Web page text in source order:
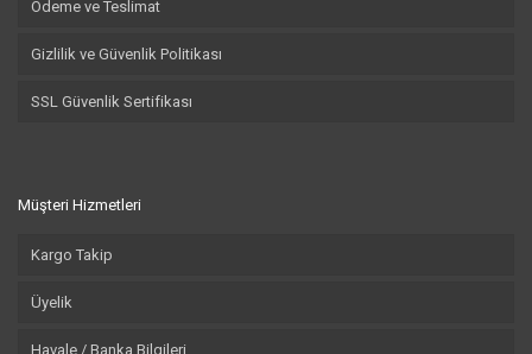
Ödeme ve Teslimat
Gizlilik ve Güvenlik Politikası
SSL Güvenlik Sertifikası
Müşteri Hizmetleri
Kargo Takip
Üyelik
Havale / Banka Bilgileri